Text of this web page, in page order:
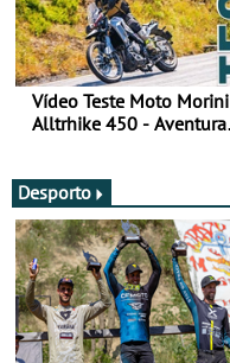
Vídeo Teste Moto Morini
Alltrhike 450 - Aventura
Desporto